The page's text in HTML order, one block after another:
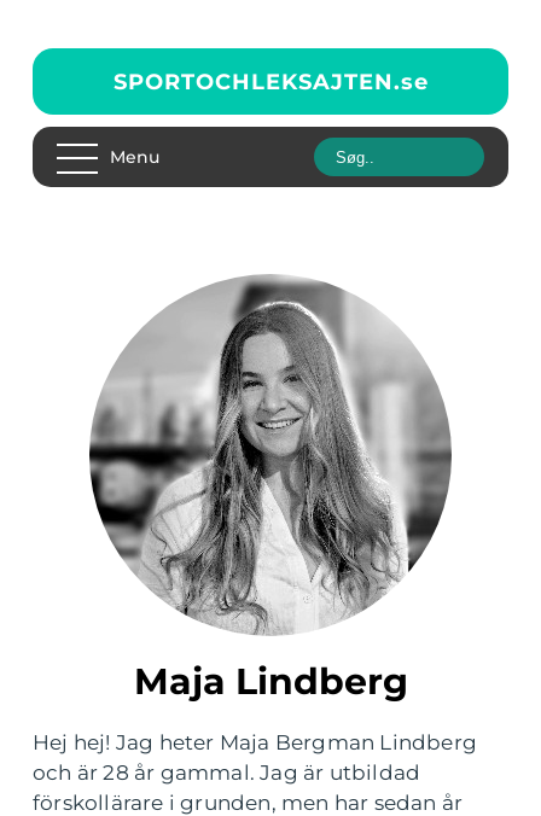
SPORTOCHLEKSAJTEN.se
Menu
Maja Lindberg
Hej hej! Jag heter Maja Bergman Lindberg
och är 28 år gammal. Jag är utbildad
förskollärare i grunden, men har sedan år